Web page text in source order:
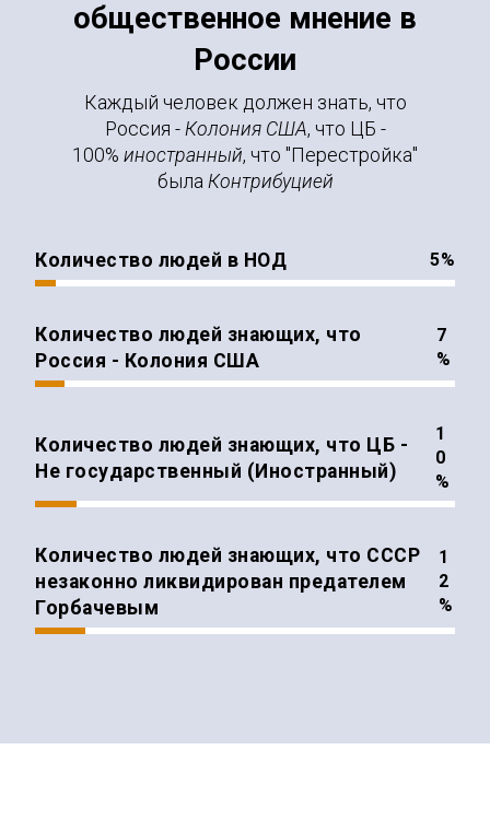
общественное мнение в
России
Каждый человек должен знать, что
Россия - Колония США, что ЦБ -
100% иностранный, что "Перестройка"
была Контрибуцией
Количество людей в НОД %
Количество людей знающих, что
Россия - Колония США
%
Количество людей знающих, что ЦБ -
Не государственный (Иностранный)
%
Количество людей знающих, что СССР
незаконно ликвидирован предателем
Горбачевым
%